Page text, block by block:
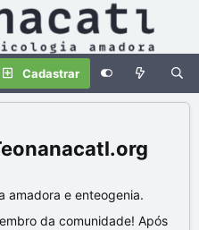
Cadastrar
amadora e enteogenia.
da comunidade! Após